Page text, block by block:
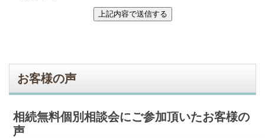
お客様の声
相続無料個別相談会にご参加頂いたお客様の
声